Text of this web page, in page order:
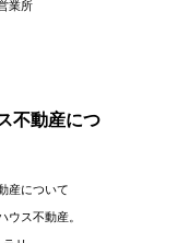
業所
不動産につ
産について
ウス不動産。